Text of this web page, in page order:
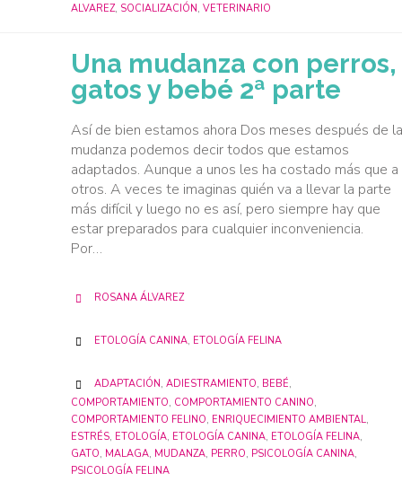
ALVAREZ, SOCIALIZACIÓN, VETERINARIO
Una mudanza con perros,
gatos y bebé 2ª parte
Así de bien estamos ahora Dos meses después de la
mudanza podemos decir todos que estamos
adaptados. Aunque a unos les ha costado más que a
otros. A veces te imaginas quién va a llevar la parte
más difícil y luego no es así, pero siempre hay que
estar preparados para cualquier inconveniencia.
Por…
 ROSANA ÁLVAREZ
 CATEGORY
ETOLOGÍA CANINA, ETOLOGÍA FELINA
 CATEGORY
ADAPTACIÓN, ADIESTRAMIENTO, BEBÉ,
COMPORTAMIENTO, COMPORTAMIENTO CANINO,
COMPORTAMIENTO FELINO, ENRIQUECIMIENTO AMBIENTAL,
ESTRÉS, ETOLOGÍA, ETOLOGÍA CANINA, ETOLOGÍA FELINA,
GATO, MALAGA, MUDANZA, PERRO, PSICOLOGÍA CANINA,
PSICOLOGÍA FELINA